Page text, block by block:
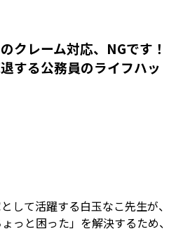
クレーム対応、NGです！
する公務員のライフハッ
して活躍する白玉なこ先生が、
っと困った」を解決するため、